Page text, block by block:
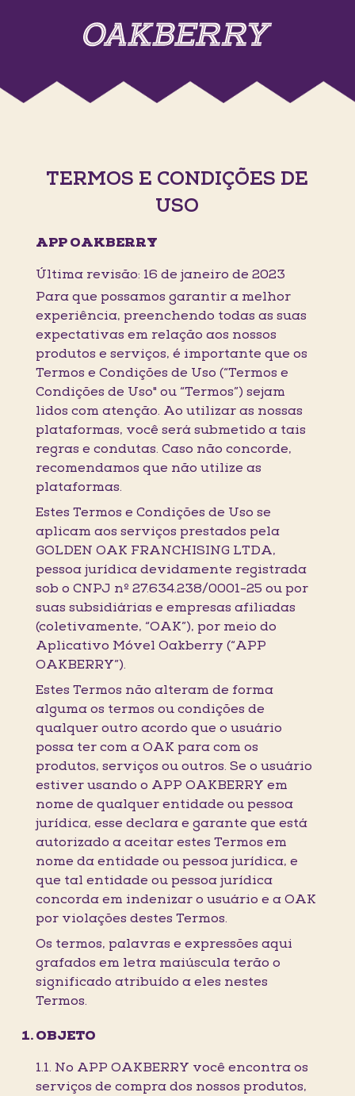
TERMOS E CONDIÇÕES DE
USO
APP OAKBERRY
Última revisão: 16 de janeiro de 2023
Para que possamos garantir a melhor
experiência, preenchendo todas as suas
expectativas em relação aos nossos
produtos e serviços, é importante que os
Termos e Condições de Uso (“Termos e
Condições de Uso" ou “Termos”) sejam
lidos com atenção. Ao utilizar as nossas
plataformas, você será submetido a tais
regras e condutas. Caso não concorde,
recomendamos que não utilize as
plataformas.
Estes Termos e Condições de Uso se
aplicam aos serviços prestados pela
GOLDEN OAK FRANCHISING LTDA,
pessoa jurídica devidamente registrada
sob o CNPJ nº 27.634.238/0001-25 ou por
suas subsidiárias e empresas afiliadas
(coletivamente, “OAK”), por meio do
Aplicativo Móvel Oakberry (“APP
OAKBERRY”).
Estes Termos não alteram de forma
alguma os termos ou condições de
qualquer outro acordo que o usuário
possa ter com a OAK para com os
produtos, serviços ou outros. Se o usuário
estiver usando o APP OAKBERRY em
nome de qualquer entidade ou pessoa
jurídica, esse declara e garante que está
autorizado a aceitar estes Termos em
nome da entidade ou pessoa jurídica, e
que tal entidade ou pessoa jurídica
concorda em indenizar o usuário e a OAK
por violações destes Termos.
Os termos, palavras e expressões aqui
grafados em letra maiúscula terão o
significado atribuído a eles nestes
Termos.
OBJETO
1.1. No APP OAKBERRY você encontra os
serviços de compra dos nossos produtos,